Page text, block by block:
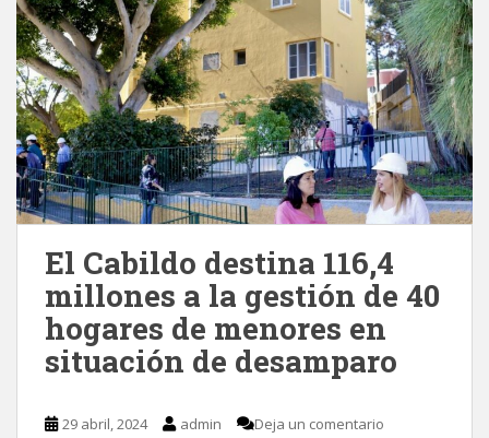
El Cabildo destina 116,4
millones a la gestión de 40
hogares de menores en
situación de desamparo
29 abril, 2024 admin Deja un comentario